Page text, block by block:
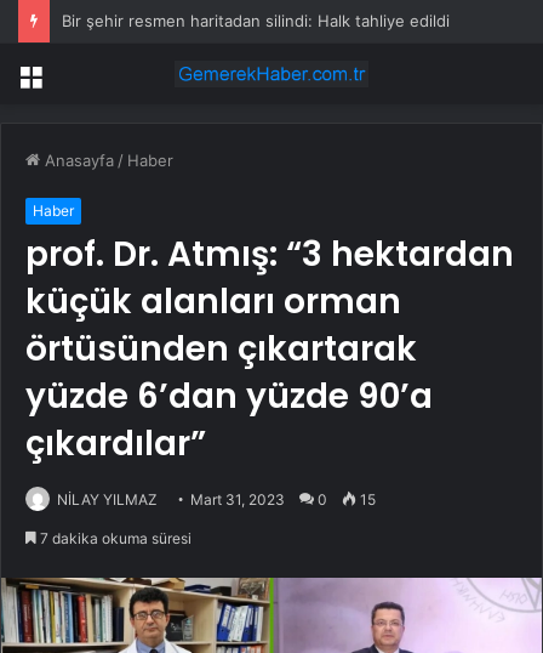
Bir şehir resmen haritadan silindi: Halk tahliye edildi
Menü
Anasayfa / Haber
Haber
prof. Dr. Atmış: “3 hektardan
küçük alanları orman
örtüsünden çıkartarak
yüzde 6’dan yüzde 90’a
çıkardılar”
NİLAY YILMAZ Mart 31, 2023 0 15
7 dakika okuma süresi